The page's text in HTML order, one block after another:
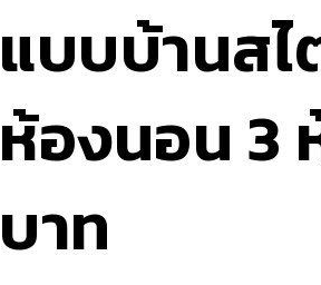
แบบบ้านสไ
ห้องนอน 3
บาท